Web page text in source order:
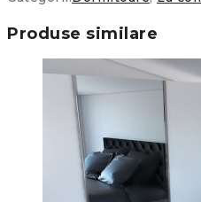
Produse similare